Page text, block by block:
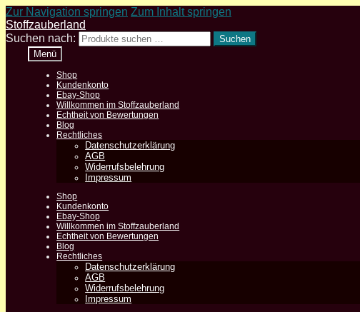
Zur Navigation springen Zum Inhalt springen
Stoffzauberland
Suchen nach:
Suchen
Menü
Shop
Kundenkonto
Ebay-Shop
Willkommen im Stoffzauberland
Echtheit von Bewertungen
Blog
Rechtliches
Datenschutzerklärung
AGB
Widerrufsbelehrung
Impressum
Shop
Kundenkonto
Ebay-Shop
Willkommen im Stoffzauberland
Echtheit von Bewertungen
Blog
Rechtliches
Datenschutzerklärung
AGB
Widerrufsbelehrung
Impressum